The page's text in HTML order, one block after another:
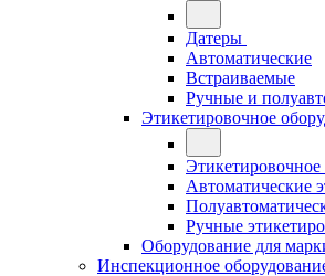
Датеры
Автоматические
Встраиваемые
Ручные и
Этикетировочное
Этикетировочное
Автоматические
Ручные
Оборудование для
Инспекционное